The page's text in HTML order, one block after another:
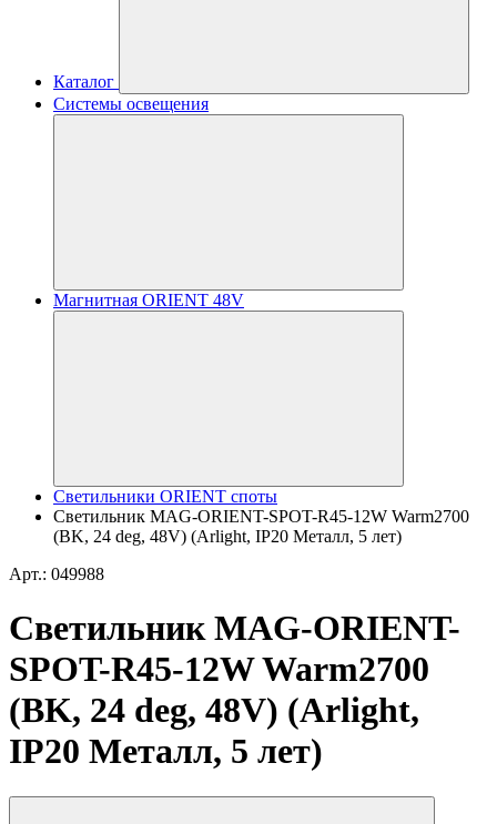
Каталог
Системы освещения
Магнитная ORIENT 48V
Светильники ORIENT споты
Светильник MAG-ORIENT-SPOT-R45-12W Warm2700
(BK, 24 deg, 48V) (Arlight, IP20 Металл, 5 лет)
Арт.: 049988
Светильник MAG-ORIENT-
SPOT-R45-12W Warm2700
(BK, 24 deg, 48V) (Arlight,
IP20 Металл, 5 лет)